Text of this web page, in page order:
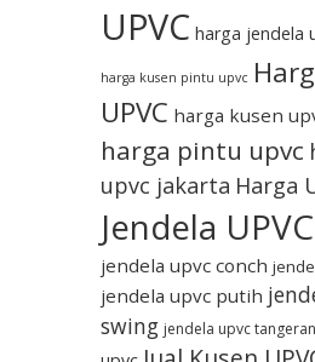
UPVC harga jendela
harga kusen pintu upvc
UPVC harga kusen
harga pintu upvc
upvc jakarta Harga
Jendela UPVC
jendela upvc conch
jendela upvc putih
swing jendela upvc